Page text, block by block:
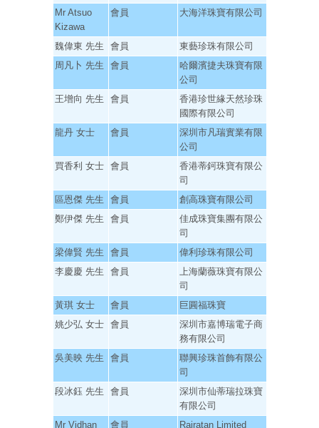
Mr Atsuo
Kizawa
會員 大海洋珠寶有限公司
魏偉東 先生 會員
東藝珍珠有限公司
周凡卜 先生
會員
哈爾濱捷夫珠寶有限
公司
王增向 先生
會員
香港珍世緣天然珍珠
國際有限公司
龍丹 女士
會員
深圳市凡瑞實業有限
公司
買香利 女士 會員
香港蒂鈳珠寶有限公
司
區恩傑 先生
會員
創高珠寶有限公司
鄭伊傑 先生
會員
佳成珠寶集團有限公
司
梁偉賢 先生
會員
偉利珍珠有限公司
李慶慶 先生
會員
上海蘭薇珠寶有限公
司
黃琪 女士
會員
巨圓福珠寶
姚少弘 女士 會員
深圳市嘉博瑞電子商
務有限公司
吳美映 先生
會員
聯興珍珠首飾有限公
司
段冰鈺 先生
會員
深圳市仙蒂瑞拉珠寶
有限公司
Mr Vidhan
會員 Rajratan Limited